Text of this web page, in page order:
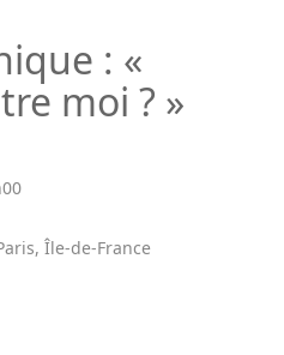
: «
moi ? »
Île-de-France